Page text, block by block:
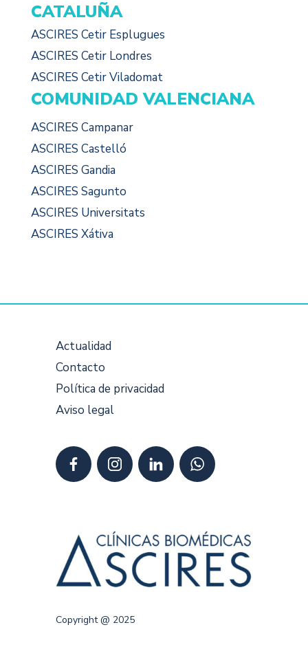
CATALUÑA
ASCIRES Cetir Esplugues
ASCIRES Cetir Londres
ASCIRES Cetir Viladomat
COMUNIDAD VALENCIANA
ASCIRES Campanar
ASCIRES Castelló
ASCIRES Gandia
ASCIRES Sagunto
ASCIRES Universitats
ASCIRES Xátiva
Actualidad
Contacto
Política de privacidad
Aviso legal
Copyright @ 2025